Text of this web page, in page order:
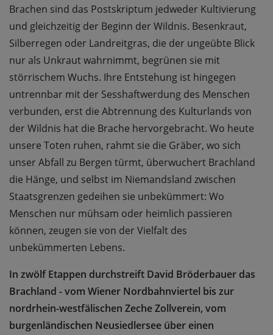
Brachen sind das Postskriptum jedweder Kultivierung
und gleichzeitig der Beginn der Wildnis. Besenkraut,
Silberregen oder Landreitgras, die der ungeübte Blick
nur als Unkraut wahrnimmt, begrünen sie mit
störrischem Wuchs. Ihre Entstehung ist hingegen
untrennbar mit der Sesshaftwerdung des Menschen
verbunden, erst die Abtrennung des Kulturlands von
der Wildnis hat die Brache hervorgebracht. Wo heute
unsere Toten ruhen, rahmt sie die Gräber, wo sich
unser Abfall zu Bergen türmt, überwuchert Brachland
die Hänge, und selbst im Niemandsland zwischen
Staatsgrenzen gedeihen sie unbekümmert: Wo
Menschen nur mühsam oder heimlich passieren
können, zeugen sie von der Vielfalt des
unbekümmerten Lebens.
In zwölf Etappen durchstreift David Bröderbauer das
Brachland - vom Wiener Nordbahnviertel bis zur
nordrhein-westfälischen Zeche Zollverein, vom
burgenländischen Neusiedlersee über einen